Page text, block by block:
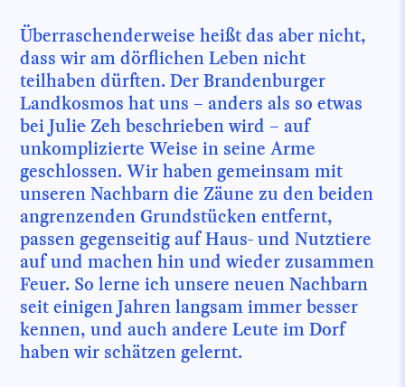
Überraschenderweise heißt das aber nicht,
dass wir am dörflichen Leben nicht
teilhaben dürften. Der Brandenburger
Landkosmos hat uns – anders als so etwas
bei JulieZeh beschrieben wird – auf
unkomplizierte Weise in seine Arme
geschlossen. Wir haben gemeinsam mit
unseren Nachbarn die Zäune zu den beiden
angrenzenden Grundstücken entfernt,
passen gegenseitig auf Haus- und Nutztiere
auf und machen hin und wieder zusammen
Feuer. So lerne ich unsere neuen Nachbarn
seit einigen Jahren langsam immer besser
kennen, und auch andere Leute im Dorf
haben wir schätzen gelernt.